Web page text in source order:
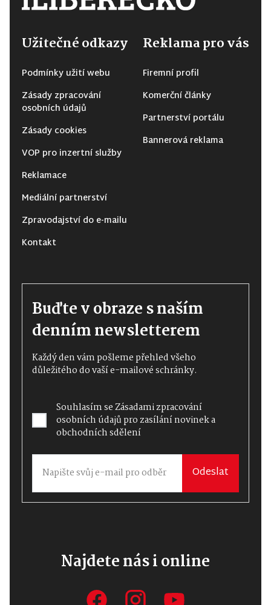
Užitečné odkazy
Podmínky užití webu
Zásady zpracování
osobních údajů
Zásady cookies
VOP pro inzertní služby
Reklamace
Mediální partnerství
Zpravodajství do e-mailu
Kontakt
Reklama pro vás
Firemní profil
Komerční články
Partnerství portálu
Bannerová reklama
Buďte v obraze s naším
denním newsletterem
Každý den vám pošleme přehled všeho
důležitého do vaší e-mailové schránky.
Souhlasím seZásadami zpracování
osobních údajůpro zasílání novinek a
obchodních sdělení
Odeslat
Najdete nás i online